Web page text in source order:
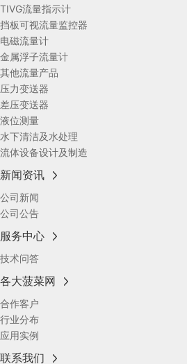
TIVG流量指示计
挡板可视流量监控器
电磁流量计
金属浮子流量计
其他流量产品
压力变送器
差压变送器
液位测量
水下清洁及水处理
流体设备设计及制造
新闻资讯
公司新闻
公司公告
服务中心
技术问答
各大菠菜网
合作客户
行业分布
应用实例
联系我们